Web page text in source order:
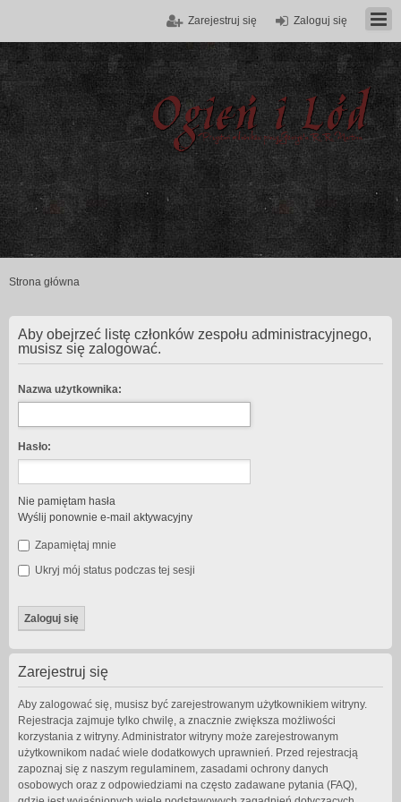
Zaloguj się
Zarejestruj się
Strona główna
Aby obejrzeć listę członków zespołu administracyjnego,
musisz się zalogować.
Nazwa użytkownika:
Hasło:
Nie pamiętam hasła
Wyślij ponownie e-mail aktywacyjny
Zapamiętaj mnie
Ukryj mój status podczas tej sesji
Zarejestruj się
Aby zalogować się, musisz być zarejestrowanym użytkownikiem witryny.
Rejestracja zajmuje tylko chwilę, a znacznie zwiększa możliwości
korzystania z witryny. Administrator witryny może zarejestrowanym
użytkownikom nadać wiele dodatkowych uprawnień. Przed rejestracją
zapoznaj się z naszym regulaminem, zasadami ochrony danych
osobowych oraz z odpowiedziami na często zadawane pytania (FAQ),